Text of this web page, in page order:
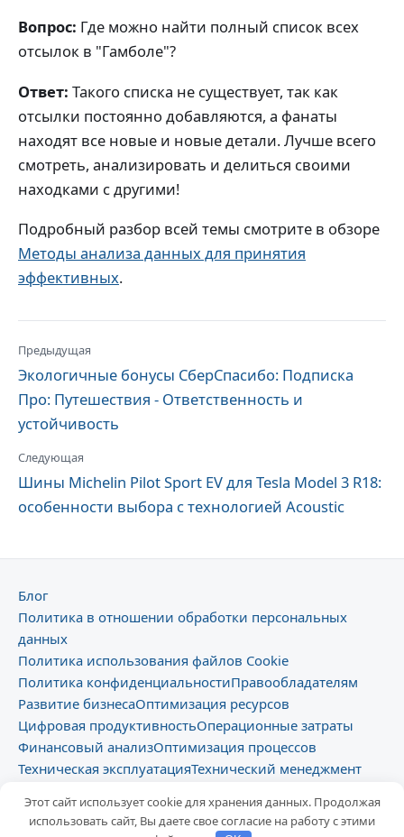
Вопрос: Где можно найти полный список всех
отсылок в "Гамболе"?
Ответ: Такого списка не существует, так как
отсылки постоянно добавляются, а фанаты
находят все новые и новые детали. Лучше всего
смотреть, анализировать и делиться своими
находками с другими!
Подробный разбор всей темы смотрите в обзоре
Методы анализа данных для принятия
эффективных.
Предыдущая
Экологичные бонусы СберСпасибо: Подписка
Про: Путешествия - Ответственность и
устойчивость
Следующая
Шины Michelin Pilot Sport EV для Tesla Model 3 R18:
особенности выбора с технологией Acoustic
Блог
Политика в отношении обработки персональных
данных
Политика использования файлов Cookie
Политика конфиденциальностиПравообладателям
Развитие бизнесаОптимизация ресурсов
Цифровая продуктивностьОперационные затраты
Финансовый анализОптимизация процессов
Техническая эксплуатацияТехнический менеджмент
© 2026 fonbet-ok.ru
Этот сайт использует cookie для хранения данных. Продолжая
использовать сайт, Вы даете свое согласие на работу с этими